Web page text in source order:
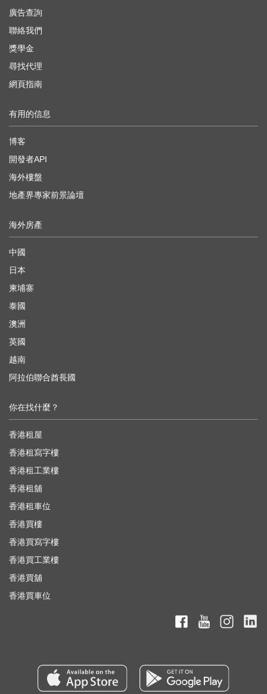
廣告查詢
聯絡我們
獎學金
尋找代理
網頁指南
有用的信息
博客
開發者API
海外樓盤
地產界專家前景論壇
海外房產
中國
日本
柬埔寨
泰國
澳洲
英國
越南
阿拉伯聯合酋長國
你在找什麼？
香港租屋
香港租寫字樓
香港租工業樓
香港租舖
香港租車位
香港買樓
香港買寫字樓
香港買工業樓
香港買舖
香港買車位